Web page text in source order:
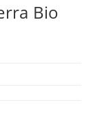
Bio